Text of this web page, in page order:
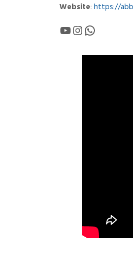
Website: https://
YouTube InstagramWhatsApp